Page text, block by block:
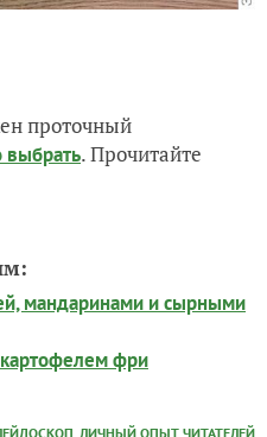
проточный
выбрать. Прочитайте
мандаринами и сырными
фри
ЛИЧНЫЙ ОПЫТ ЧИТАТЕЛЕЙ